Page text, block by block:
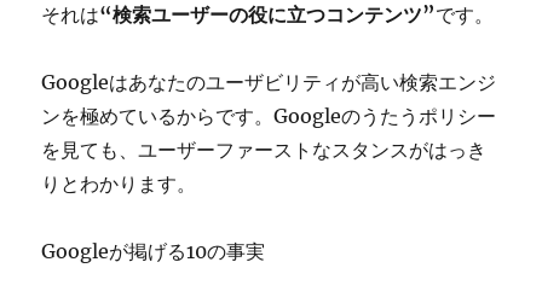
それは“検索ユーザーの役に立つコンテンツ”です。
Googleはあなたのユーザビリティが高い検索エンジ
ンを極めているからです。Googleのうたうポリシー
を見ても、ユーザーファーストなスタンスがはっき
りとわかります。
Googleが掲げる10の事実